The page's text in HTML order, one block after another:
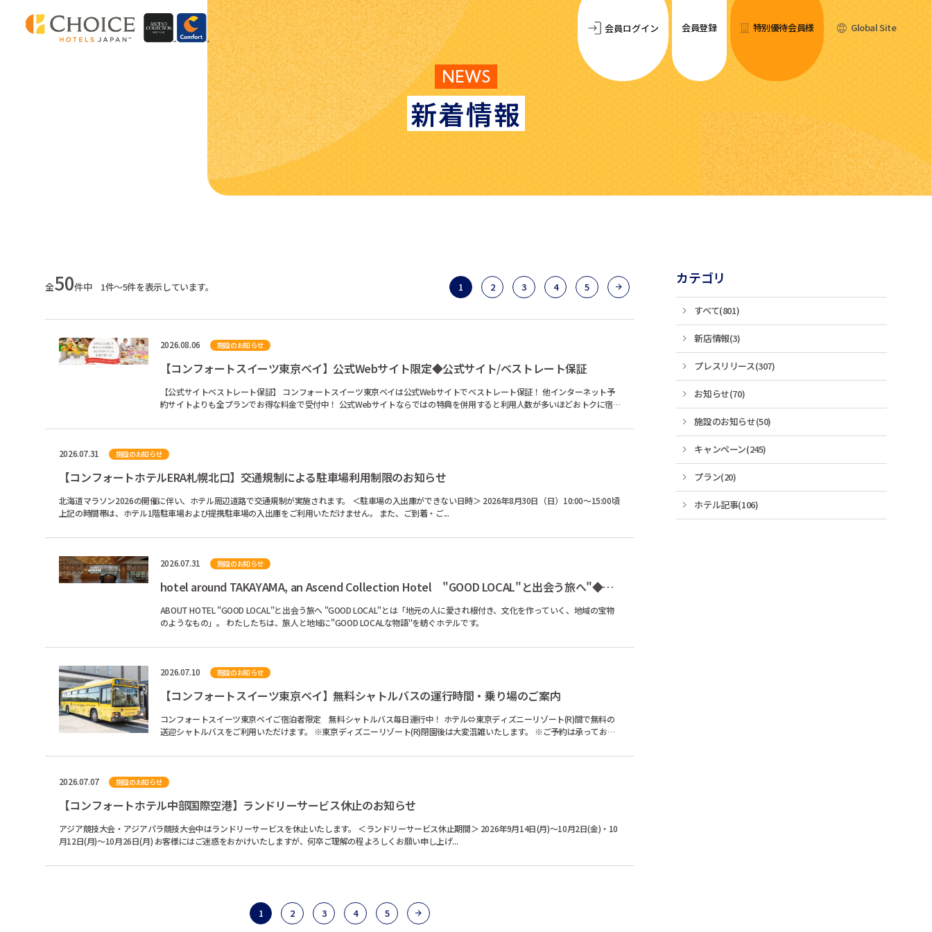
NEWS
新着情報
会員ログイン 会員登録 特別優待会員様 Global Site
全50件中 1件～5件を表示しています。 1 2 3 4 5
2026.08.06 施設のお知らせ
【コンフォートスイーツ東京ベイ】公式Webサイト限定◆公式サイト/ベストレート保証
【公式サイトベストレート保証】 コンフォートスイーツ東京ベイは公式Webサイトでベストレート保証！ 他インターネット予
約サイトよりも全プランでお得な料金で受付中！ 公式Webサイトならではの特典を併用すると利用人数が多いほどおトクに宿
2026.07.31 施設のお知らせ
【コンフォートホテルERA札幌北口】交通規制による駐車場利用制限のお知らせ
北海道マラソン2026の開催に伴い、ホテル周辺道路で交通規制が実施されます。 ＜駐車場の入出庫ができない日時＞ 2026年8月30日（日）10:00～15:00頃
上記の時間帯は、ホテル1階駐車場および提携駐車場の入出庫をご利用いただけません。 また、ご到着・ご...
2026.07.31 施設のお知らせ
hotel around TAKAYAMA, an Ascend Collection Hotel "GOOD LOCAL"と出会う旅へ"◆ベストレート保証
ABOUT HOTEL "GOOD LOCAL"と出会う旅へ "GOOD LOCAL"とは「地元の人に愛され根付き、文化を作っていく、地域の宝物
のようなもの」。 わたしたちは、旅人と地域に"GOOD LOCALな物語"を紡ぐホテルです。
2026.07.10 施設のお知らせ
【コンフォートスイーツ東京ベイ】無料シャトルバスの運行時間・乗り場のご案内
コンフォートスイーツ東京ベイご宿泊者限定 無料シャトルバス毎日運行中！ ホテル⇔東京ディズニーリゾート(R)間で無料の
送迎シャトルバスをご利用いただけます。 ※東京ディズニーリゾート(R)閉園後は大変混雑いたします。 ※ご予約は承っており
2026.07.07 施設のお知らせ
【コンフォートホテル中部国際空港】ランドリーサービス休止のお知らせ
アジア競技大会・アジアパラ競技大会中はランドリーサービスを休止いたします。 ＜ランドリーサービス休止期間＞ 2026年9月14日(月)～10月2日(金)・10
月12日(月)～10月26日(月) お客様にはご迷惑をおかけいたしますが、何卒ご理解の程よろしくお願い申し上げ...
1 2 3 4 5
カテゴリ
すべて(801)
新店情報(3)
プレスリリース(307)
お知らせ(70)
施設のお知らせ(50)
キャンペーン(245)
プラン(20)
ホテル記事(106)